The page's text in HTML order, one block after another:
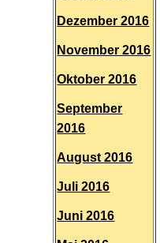
Dezember 2016
November 2016
Oktober 2016
September
2016
August 2016
Juli 2016
Juni 2016